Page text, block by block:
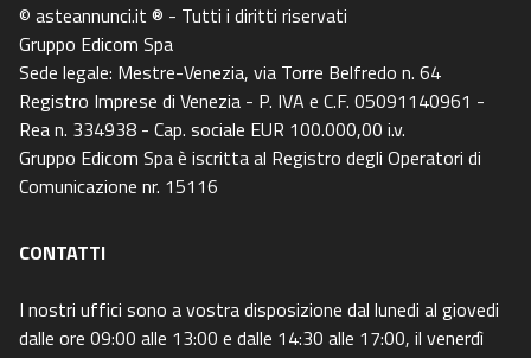
© asteannunci.it ® - Tutti i diritti riservati
Gruppo Edicom Spa
Sede legale: Mestre-Venezia, via Torre Belfredo n. 64
Registro Imprese di Venezia - P. IVA e C.F. 05091140961 -
Rea n. 334938 - Cap. sociale EUR 100.000,00 i.v.
Gruppo Edicom Spa è iscritta al Registro degli Operatori di
Comunicazione nr. 15116
CONTATTI
I nostri uffici sono a vostra disposizione dal lunedi al giovedi
dalle ore 09:00 alle 13:00 e dalle 14:30 alle 17:00, il venerdì